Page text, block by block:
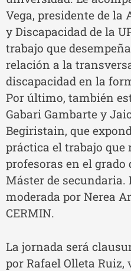
Vega, presidente de
y Discapacidad de la
trabajo que
relación a la
discapacidad en la
Por último, también
Gabari Gambarte y
Begiristain, que
práctica el trabajo que
profesoras en el grado
Máster de secundaria.
moderada por Nerea
CERMIN.
La jornada será
por Rafael Olleta Ruiz,